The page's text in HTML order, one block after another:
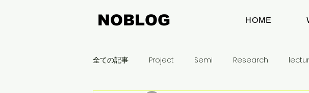
NOBLOG HOME
全ての記事 Project Semi Research